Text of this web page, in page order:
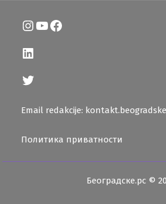
Instagram
YouTube
Facebook
LinkedIn
Twitter
Email redakcije:
Политика приватности
Београдске.рс ©